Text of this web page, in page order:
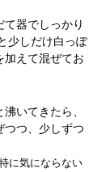
器でしっかり
少しだけ白っぽ
加えて混ぜてお
いてきたら、
つつ、少しずつ
に気にならない